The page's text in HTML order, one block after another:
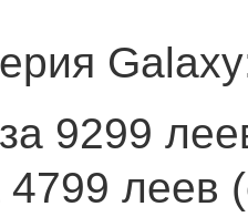
9299
леев